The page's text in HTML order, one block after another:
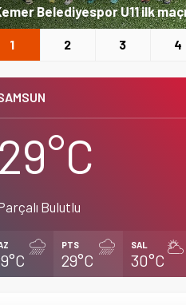
Belediyespor U11 ilk
1 2 3 4
29°C
Bulutlu
PTS
29°C
SAL
30°C